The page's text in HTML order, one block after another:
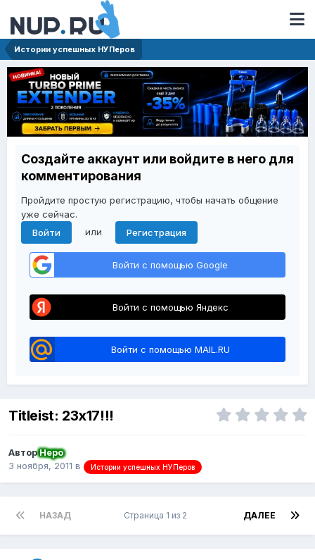
Истории успешных НУПеров
Создайте аккаунт или войдите в него для
комментирования
Пройдите простую регистрацию, чтобы начать общение
уже сейчас.
Войти
или Регистрация
Войти с помощью Google
Войти с помощью Яндекс
Войти с помощью MAIL.RU
Titleist: 23х17!!!
АвторНеро
3 ноября, 2011 в Истории успешных НУПеров
НАЗАД ДАЛЕЕ
Страница 1 из 2